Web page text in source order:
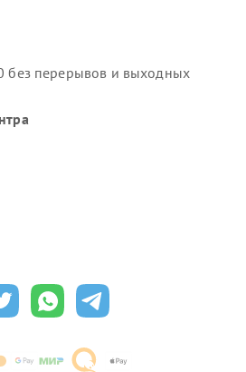
перерывов и выходных